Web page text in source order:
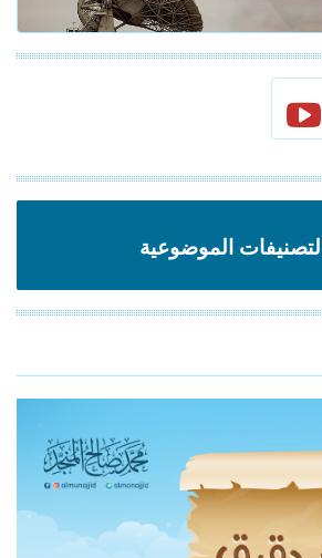
التصنيفات الموضوعية